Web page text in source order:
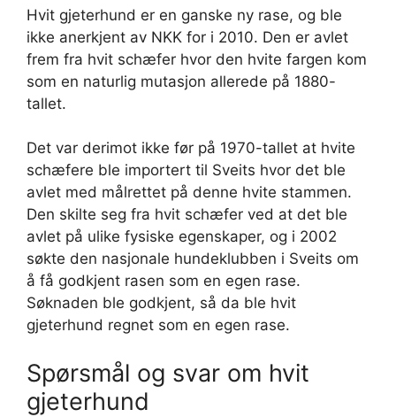
Hvit gjeterhund er en ganske ny rase, og ble
ikke anerkjent av NKK for i 2010. Den er avlet
frem fra hvit schæfer hvor den hvite fargen kom
som en naturlig mutasjon allerede på 1880-
tallet.
Det var derimot ikke før på 1970-tallet at hvite
schæfere ble importert til Sveits hvor det ble
avlet med målrettet på denne hvite stammen.
Den skilte seg fra hvit schæfer ved at det ble
avlet på ulike fysiske egenskaper, og i 2002
søkte den nasjonale hundeklubben i Sveits om
å få godkjent rasen som en egen rase.
Søknaden ble godkjent, så da ble hvit
gjeterhund regnet som en egen rase.
Spørsmål og svar om hvit
gjeterhund